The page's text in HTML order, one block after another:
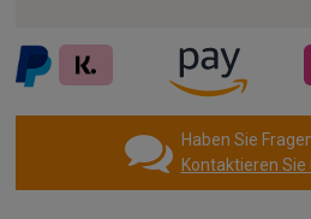
Haben Sie
Kontaktieren Sie